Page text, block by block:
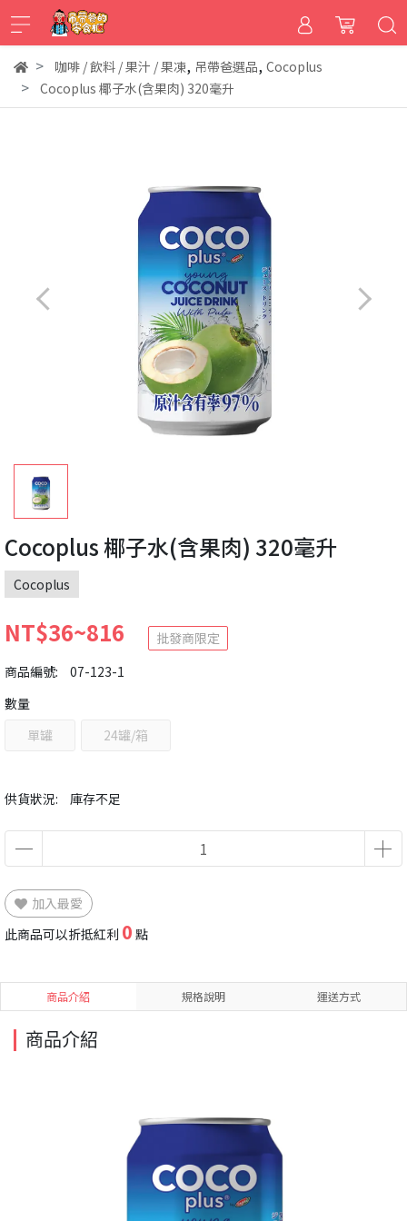
咖啡 / 飲料 / 果汁 / 果凍, 吊帶爸選品, Cocoplus
Cocoplus 椰子水(含果肉) 320毫升
Cocoplus 椰子水(含果肉) 320毫升
Cocoplus
NT$36~816
批發商限定
商品編號:
07-123-1
供貨狀況: 庫存不足
數量
單罐
24罐/箱
加入最愛
此商品可以折抵紅利 0 點
商品介紹 規格說明 運送方式
商品介紹